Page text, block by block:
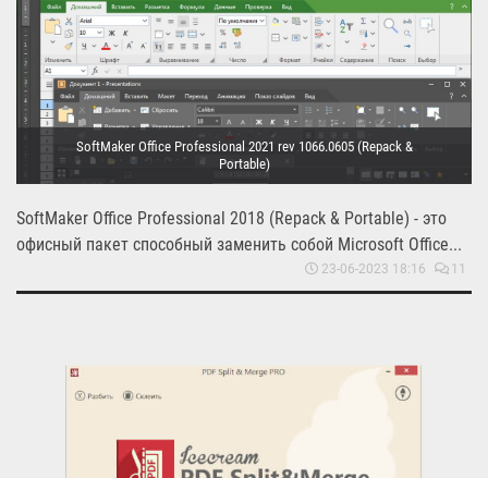
SoftMaker Office Professional 2021 rev 1066.0605 (Repack &
Portable)
SoftMaker Office Professional 2018 (Repack & Portable) - это
офисный пакет способный заменить собой Microsoft Office...
23-06-2023 18:16 11